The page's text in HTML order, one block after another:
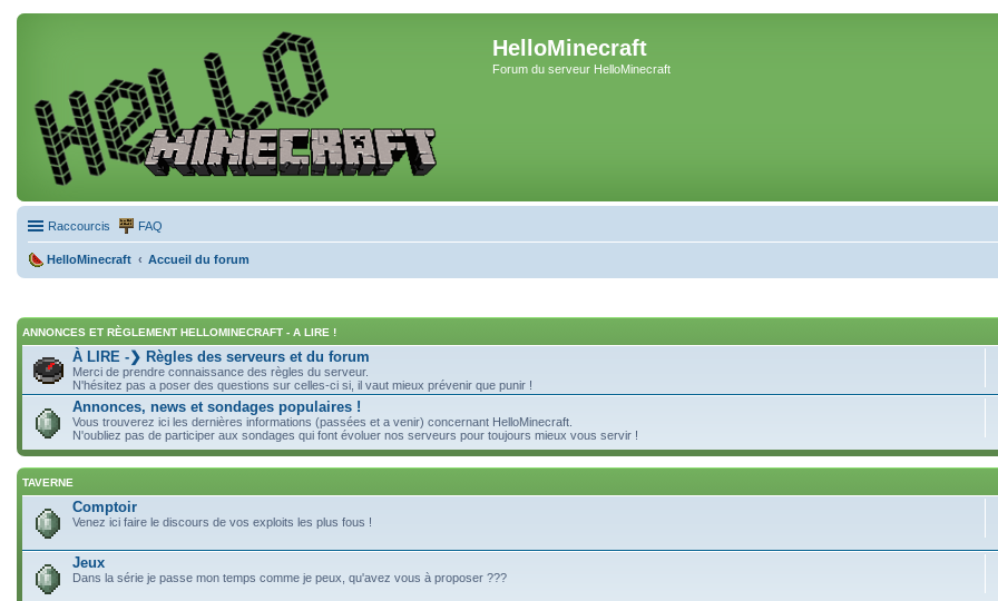
HelloMinecraft
Forum du serveur HelloMinecraft
Raccourcis FAQ
HelloMinecraft Accueil du forum
ANNONCES ET RÈGLEMENT HELLOMINECRAFT - A LIRE !
À LIRE -❯ Règles des serveurs et du forum
Merci de prendre connaissance des règles du serveur.
N'hésitez pas a poser des questions sur celles-ci si, il vaut mieux prévenir que punir !
Annonces, news et sondages populaires !
Vous trouverez ici les dernières informations (passées et a venir) concernant HelloMinecraft.
N'oubliez pas de participer aux sondages qui font évoluer nos serveurs pour toujours mieux vous servir !
TAVERNE
Comptoir
Venez ici faire le discours de vos exploits les plus fous !
Jeux
Dans la série je passe mon temps comme je peux, qu'avez vous à proposer ???